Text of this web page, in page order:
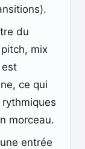
du
mix
ce qui
morceau.
entrée